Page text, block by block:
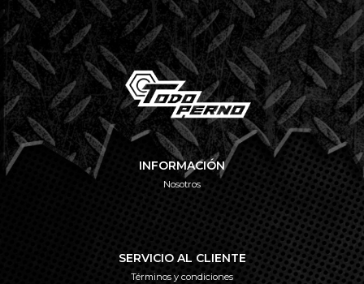
INFORMACIÓN
Nosotros
SERVICIO AL CLIENTE
Términos y condiciones